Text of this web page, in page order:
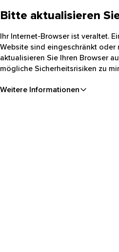
Bitte aktualisieren
Ihr Internet-Browser ist veraltet.
Website sind eingeschränkt oder
aktualisieren Sie Ihren Browser
mögliche Sicherheitsrisiken zu
Weitere Informationen